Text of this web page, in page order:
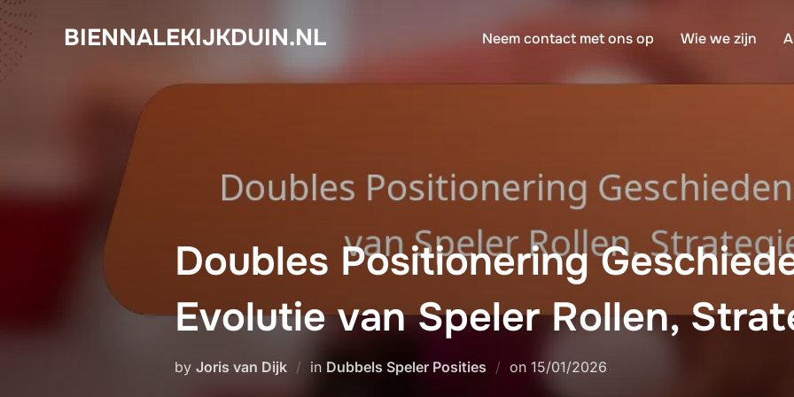
Skip
to
BIENNALEKIJKDUIN.NL Neem contact met ons op Wie we zijn
Doubles Positionering
Evolutie van Speler Rollen,
by Joris van Dijk in Dubbels Speler Posities on Posted
15/01/2026